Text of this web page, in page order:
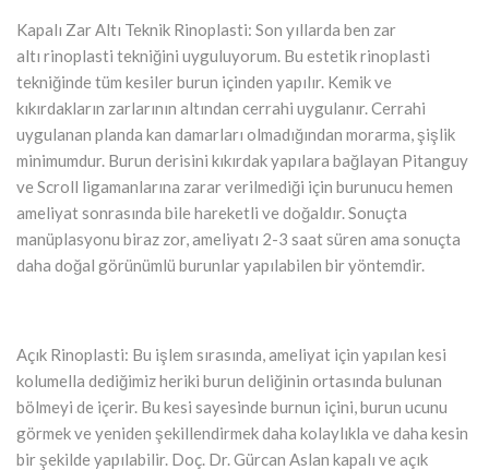
Kapalı Zar Altı Teknik Rinoplasti: Son yıllarda ben zar
altı rinoplasti tekniğini uyguluyorum. Bu estetik rinoplasti
tekniğinde tüm kesiler burun içinden yapılır. Kemik ve
kıkırdakların zarlarının altından cerrahi uygulanır. Cerrahi
uygulanan planda kan damarları olmadığından morarma, şişlik
minimumdur. Burun derisini kıkırdak yapılara bağlayan Pitanguy
ve Scroll ligamanlarına zarar verilmediği için burunucu hemen
ameliyat sonrasında bile hareketli ve doğaldır. Sonuçta
manüplasyonu biraz zor, ameliyatı 2-3 saat süren ama sonuçta
daha doğal görünümlü burunlar yapılabilen bir yöntemdir.
Açık Rinoplasti: Bu işlem sırasında, ameliyat için yapılan kesi
kolumella dediğimiz heriki burun deliğinin ortasında bulunan
bölmeyi de içerir. Bu kesi sayesinde burnun içini, burun ucunu
görmek ve yeniden şekillendirmek daha kolaylıkla ve daha kesin
bir şekilde yapılabilir. Doç. Dr. Gürcan Aslan kapalı ve açık